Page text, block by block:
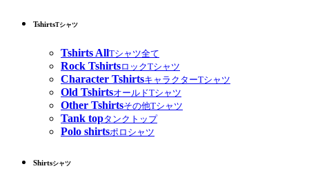
TshirtsTシャツ
Tshirts AllTシャツ全て
Rock TshirtsロックTシャツ
Character TshirtsキャラクターTシャツ
Old TshirtsオールドTシャツ
Other Tshirtsその他Tシャツ
Tank topタンクトップ
Polo shirtsポロシャツ
Shirtsシャツ